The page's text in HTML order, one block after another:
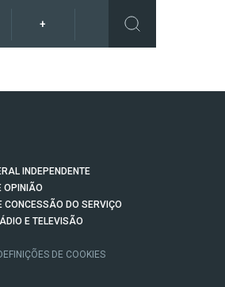
+
INDEPENDENTE
OPINIÃO
CONCESSÃO DO SERVIÇO
E TELEVISÃO
DE COOKIES